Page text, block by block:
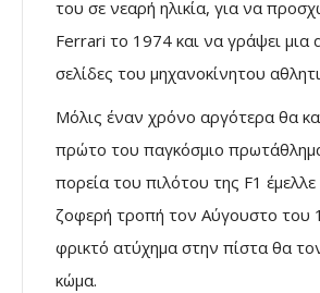
του σε νεαρή ηλικία, για να
Ferrari το 1974 και να γράψει μια
σελίδες του μηχανοκίνητου
Μόλις έναν χρόνο αργότερα θα
πρώτο του παγκόσμιο
πορεία του πιλότου της F1
ζοφερή τροπή τον Αύγουστο του
φρικτό ατύχημα στην πίστα θα
κώμα.